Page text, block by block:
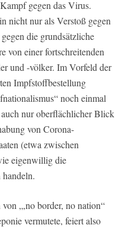
gegen das Virus.
nicht nur als Verstoß gegen
die grundsätzliche
von einer fortschreitenden
und -völker. Im Vorfeld der
Impfstoffbestellung
noch einmal
nur oberflächlicher Blick
von Corona-
(etwa zwischen
eigenwillig die
„,no border, no nation“
vermutete, feiert also